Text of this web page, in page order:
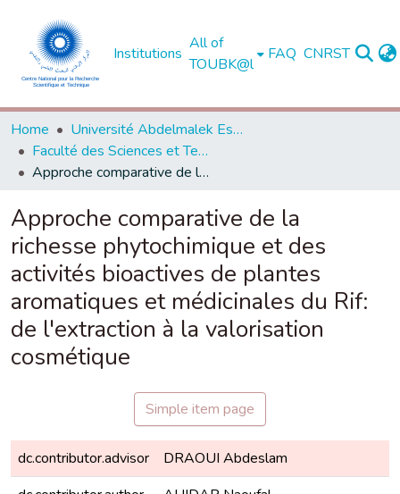
Institutions
All of
TOUBK@l
FAQ CNRST
Home
Université Abdelmalek Essaadi - Tétouan
Faculté des Sciences et Techniques - Al Hoceima
Approche comparative de la richesse phytochimique et des activités bioactives de plantes aromatiques et médicinales du Rif: de l'extraction à la valorisation cosmétique
Approche comparative de la
richesse phytochimique et des
activités bioactives de plantes
aromatiques et médicinales du Rif:
de l'extraction à la valorisation
cosmétique
Simple item page
dc.contributor.advisor
DRAOUI Abdeslam